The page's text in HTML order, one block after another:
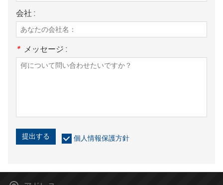
会社 :
* メッセージ :
提出する 個人情報保護方針